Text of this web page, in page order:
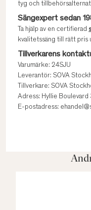
tyg och
Sängexpert sedan
Ta hjälp av en certifierad
kvalitetssäng till rätt pris
Tillverkarens
Varumärke: 24SJU
Leverantör: SOVA
Tillverkare: SOVA
Adress: Hyllie Boulevard
E-postadress: